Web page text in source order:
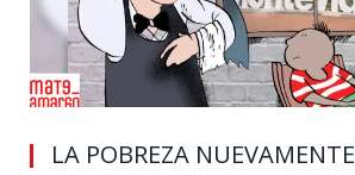
LA POBREZA NUEVAMENTE